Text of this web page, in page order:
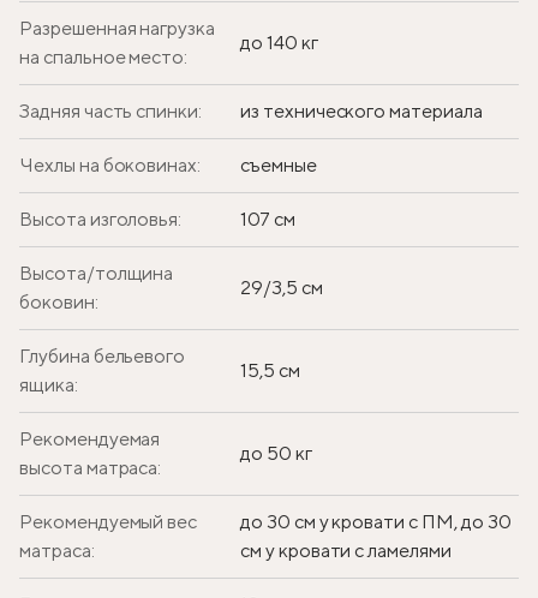
Разрешенная нагрузка
на спальное место:
до 140 кг
Задняя часть спинки: из технического материала
Чехлы на боковинах: съемные
Высота изголовья: 107 см
Высота/толщина
боковин:
29/3,5 см
Глубина бельевого
ящика:
15,5 см
Рекомендуемая
высота матраса:
до 50 кг
Рекомендуемый вес
матраса:
до 30 см у кровати с ПМ, до 30
см у кровати с ламелями